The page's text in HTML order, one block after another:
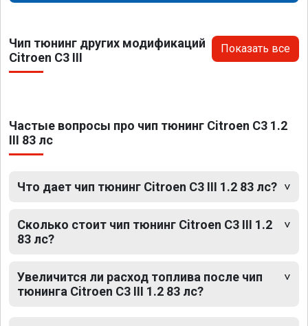
Чип тюнинг других модификаций
Citroen C3 III
Показать все
Частые вопросы про чип тюнинг Citroen C3 1.2
III 83 лс
Что дает чип тюнинг Citroen C3 III 1.2 83 лс?
Сколько стоит чип тюнинг Citroen C3 III 1.2
83 лс?
Увеличится ли расход топлива после чип
тюнинга Citroen C3 III 1.2 83 лс?